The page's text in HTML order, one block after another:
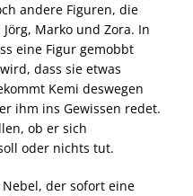
andere Figuren, die
Marko und Zora. In
eine Figur gemobbt
dass sie etwas
Kemi deswegen
ihm ins Gewissen redet.
ob er sich
oder nichts tut.
der sofort eine